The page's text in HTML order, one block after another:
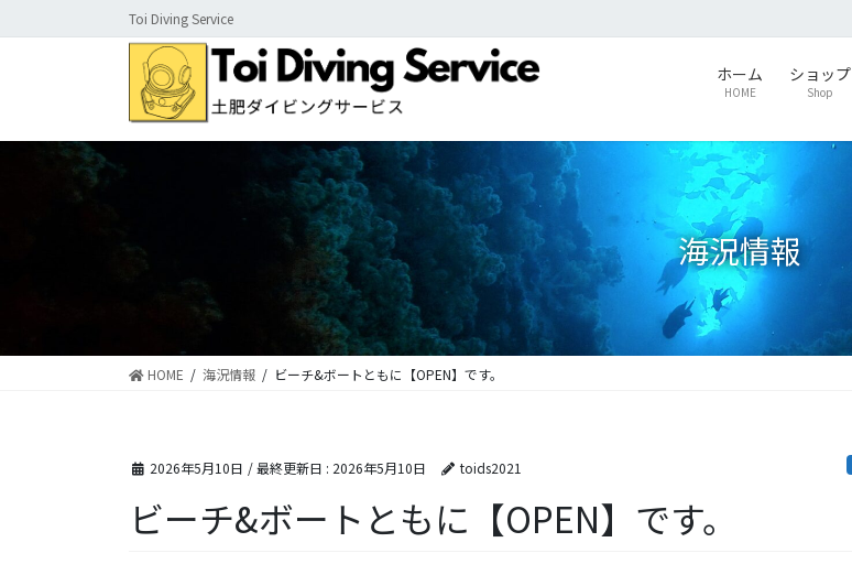
ン
に
ビ
ョ
Toi Diving Service
ホーム
HOME
ショップ
Shop
海況情報
HOME 海況情報 ビーチ&ボートともに【OPEN】です。
2026年5月10日 / 最終更新日 : 2026年5月10日 toids2021
ビーチ&ボートともに【OPEN】です。